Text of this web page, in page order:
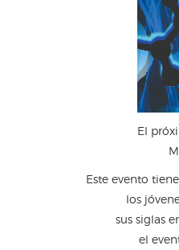
El
Este evento
los
sus siglas
el